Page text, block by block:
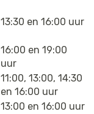
13:30 en 16:00 uur
16:00 en 19:00
uur
11:00, 13:00, 14:30
en 16:00 uur
13:00 en 16:00 uur